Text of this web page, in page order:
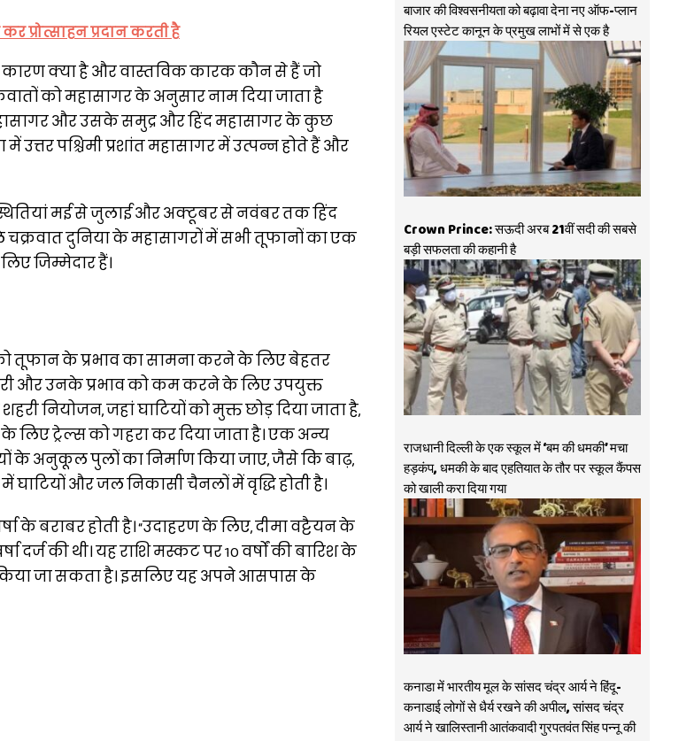
प्रोत्साहन प्रदान करती है
कारण क्या है और वास्तविक कारक कौन से हैं जो
को महासागर के अनुसार नाम दिया जाता है
और उसके समुद्र और हिंद महासागर के कुछ
उत्तर पश्चिमी प्रशांत महासागर में उत्पन्न होते हैं और
मई से जुलाई और अक्टूबर से नवंबर तक हिंद
दुनिया के महासागरों में सभी तूफानों का एक
जिम्मेदार हैं।
तूफान के प्रभाव का सामना करने के लिए बेहतर
और उनके प्रभाव को कम करने के लिए उपयुक्त
नियोजन, जहां घाटियों को मुक्त छोड़ दिया जाता है,
लिए ट्रेल्स को गहरा कर दिया जाता है। एक अन्य
के अनुकूल पुलों का निर्माण किया जाए, जैसे कि बाढ़,
और जल निकासी चैनलों में वृद्धि होती है।
के बराबर होती है। “उदाहरण के लिए, दीमा वट्टैयन के
दर्ज की थी। यह राशि मस्कट पर 10 वर्षों की बारिश के
किया जा सकता है। इसलिए यह अपने आसपास के
बाजार की विश्वसनीयता को बढ़ावा देना नए ऑफ-प्लान
रियल एस्टेट कानून के प्रमुख लाभों में से एक है
Crown Prince: सऊदी अरब 21वीं सदी की सबसे
बड़ी सफलता की कहानी है
राजधानी दिल्ली के एक स्कूल में ‘बम की धमकी’ मचा
हड़कंप, धमकी के बाद एहतियात के तौर पर स्कूल कैंपस
को खाली करा दिया गया
कनाडा में भारतीय मूल के सांसद चंद्र आर्य ने हिंदू-
कनाडाई लोगों से धैर्य रखने की अपील, सांसद चंद्र
आर्य ने खालिस्तानी आतंकवादी गुरपतवंत सिंह पन्नू की